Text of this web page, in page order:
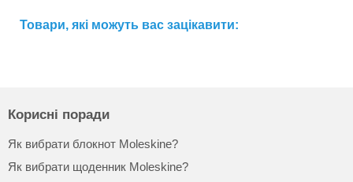
Товари, які можуть вас зацікавити:
Корисні поради
Як вибрати блокнот Moleskine?
Як вибрати щоденник Moleskine?